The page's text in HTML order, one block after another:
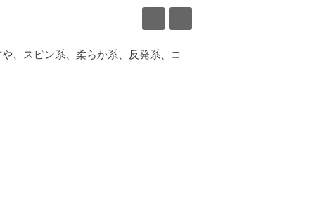
、スピン系、柔らか系、反発系、コ